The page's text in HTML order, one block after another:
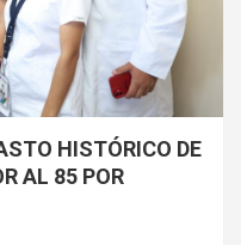
HISTÓRICO DE
AL 85 POR